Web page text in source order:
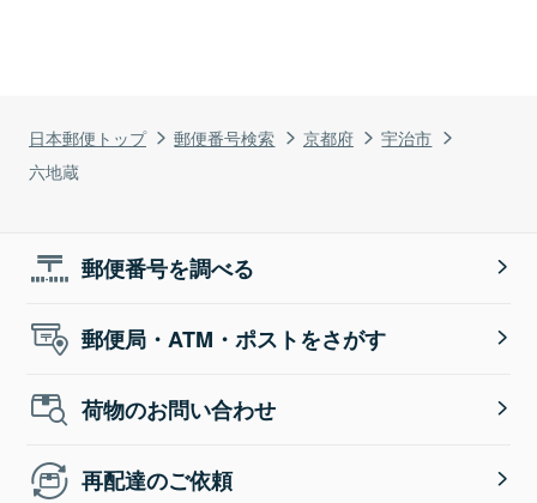
日本郵便トップ 郵便番号検索 京都府
宇治市
六地蔵
郵便番号を調べる
郵便局・ATM・ポストをさがす
荷物のお問い合わせ
再配達のご依頼